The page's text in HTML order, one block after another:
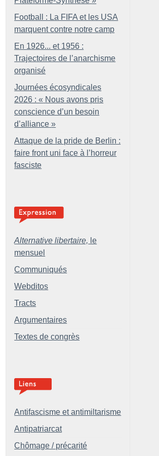
Football : La FIFA et les USA
marquent contre notre camp
En 1926... et 1956 :
Trajectoires de l’anarchisme
organisé
Journées écosyndicales
2026 : « Nous avons pris
conscience d’un besoin
d’alliance »
Attaque de la pride de Berlin :
faire front uni face à l’horreur
fasciste
Alternative libertaire, le
mensuel
Communiqués
Webditos
Tracts
Argumentaires
Textes de congrès
Antifascisme et antimiltarisme
Antipatriarcat
Chômage / précarité